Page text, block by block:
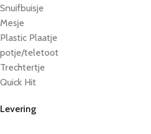
Snuifbuisje
Mesje
Plastic Plaatje
potje/teletoot
Trechtertje
Quick Hit
Levering